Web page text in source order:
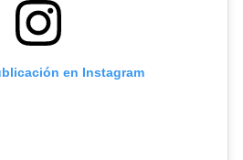
en Instagram